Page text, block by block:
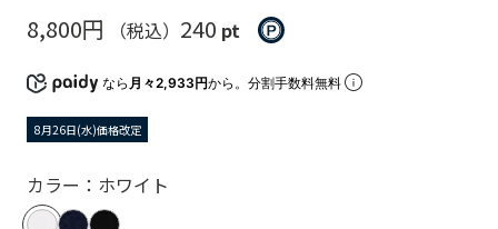
8,800円
（税込） 240 pt
なら 月々2,933円から。分割手数料無料
8月26日(水)価格改定
カラー：ホワイト